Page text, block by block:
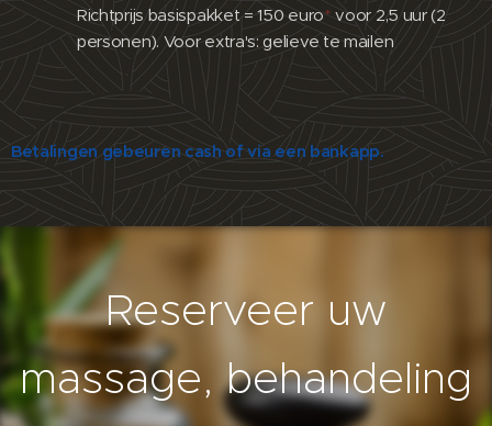
Richtprijs basispakket = 150 euro* voor 2,5 uur (2
personen). Voor extra's: gelieve te mailen
Betalingen gebeuren cash of via een bankapp.
Reserveer uw
massage, behandeling